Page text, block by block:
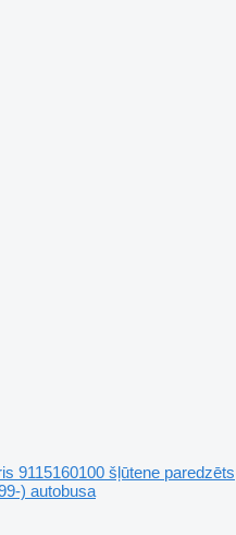
9115160100 šļūtene paredzēts
) autobusa